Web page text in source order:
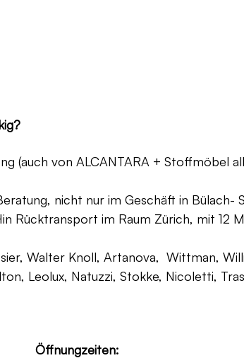
(auch von ALCANTARA +
nicht nur im Geschäft in Bülach-
Rücktransport im Raum Zürich, mit 12
Walter Knoll, Artanova, Wittman,
Leolux, Natuzzi, Stokke, Nicoletti,
Öffnungzeiten: